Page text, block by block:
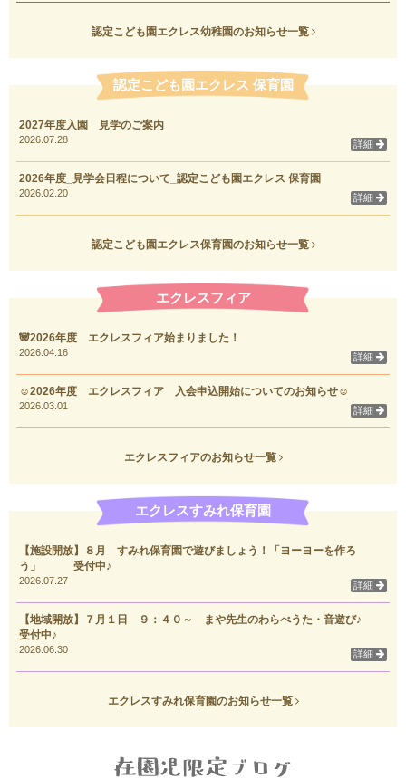
認定こども園エクレス幼稚園のお知らせ一覧
認定こども園エクレス 保育園
2027年度入園 見学のご案内
2026.07.28 詳細
2026年度_見学会日程について_認定こども園エクレス 保育園
2026.02.20 詳細
認定こども園エクレス保育園のお知らせ一覧
エクレスフィア
🐼2026年度 エクレスフィア始まりました！
2026.04.16 詳細
☺2026年度 エクレスフィア 入会申込開始についてのお知らせ☺
2026.03.01 詳細
エクレスフィアのお知らせ一覧
エクレスすみれ保育園
【施設開放】８月 すみれ保育園で遊びましょう！「ヨーヨーを作ろ
う」 受付中♪
2026.07.27 詳細
【地域開放】７月１日 ９：４０～ まや先生のわらべうた・音遊び♪
受付中♪
2026.06.30 詳細
エクレスすみれ保育園のお知らせ一覧